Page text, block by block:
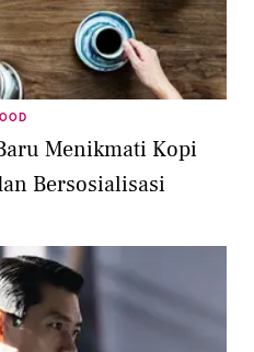
Menikmati Kopi
Bersosialisasi